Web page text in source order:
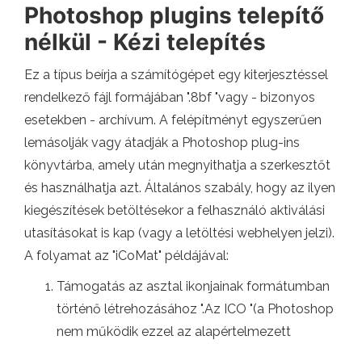
Photoshop plugins telepítő
nélkül - Kézi telepítés
Ez a típus beírja a számítógépet egy kiterjesztéssel
rendelkező fájl formájában ".8bf "vagy - bizonyos
esetekben - archívum. A felépítményt egyszerűen
lemásolják vagy átadják a Photoshop plug-ins
könyvtárba, amely után megnyithatja a szerkesztőt
és használhatja azt. Általános szabály, hogy az ilyen
kiegészítések betöltésekor a felhasználó aktiválási
utasításokat is kap (vagy a letöltési webhelyen jelzi).
A folyamat az "iCoMat" példájával:
Támogatás az asztal ikonjainak formátumban
történő létrehozásához ".Az ICO "(a Photoshop
nem működik ezzel az alapértelmezett